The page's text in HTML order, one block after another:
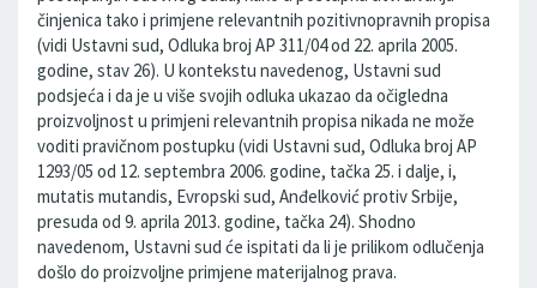
činjenica tako i primjene relevantnih pozitivnopravnih propisa
(vidi Ustavni sud, Odluka broj AP 311/04 od 22. aprila 2005.
godine, stav 26). U kontekstu navedenog, Ustavni sud
podsjeća i da je u više svojih odluka ukazao da očigledna
proizvoljnost u primjeni relevantnih propisa nikada ne može
voditi pravičnom postupku (vidi Ustavni sud, Odluka broj AP
1293/05 od 12. septembra 2006. godine, tačka 25. i dalje, i,
mutatis mutandis, Evropski sud, Anđelković protiv Srbije,
presuda od 9. aprila 2013. godine, tačka 24). Shodno
navedenom, Ustavni sud će ispitati da li je prilikom odlučenja
došlo do proizvoljne primjene materijalnog prava.